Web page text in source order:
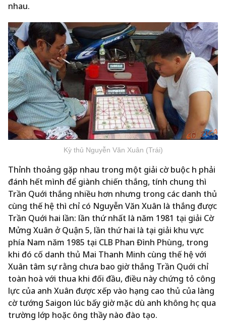
nhau.
Kỳ thủ Nguyễn Văn Xuân (Trái)
Thỉnh thoảng gặp nhau trong một giải cờ buộc họ phải
đánh hết mình để giành chiến thắng, tính chung thì
Trần Quới thắng nhiều hơn nhưng trong các danh thủ
cùng thế hệ thì chỉ có Nguyễn Văn Xuân là thắng được
Trần Quới hai lần: lần thứ nhất là năm 1981 tại giải Cờ
Mửng Xuân ở Quận 5, lần thứ hai là tại giải khu vực
phía Nam năm 1985 tại CLB Phan Đình Phùng, trong
khi đó cố danh thủ Mai Thanh Minh cùng thế hệ với
Xuân tâm sự rằng chưa bao giờ thắng Trần Quới chỉ
toàn hoà với thua khi đối đầu, điều này chứng tỏ công
lực của anh Xuân được xếp vào hạng cao thủ của làng
cờ tướng Saigon lúc bấy giờ mặc dù anh không học qua
trường lớp hoặc ông thầy nào đào tạo.